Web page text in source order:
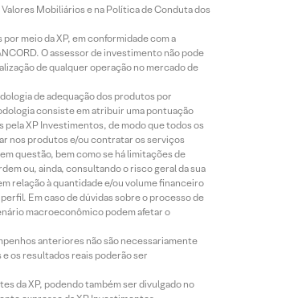
Mobiliários e na Política de Conduta dos
meio da XP, em conformidade com a
O assessor de investimento não pode
de qualquer operação no mercado de
de adequação dos produtos por
consiste em atribuir uma pontuação
pela XP Investimentos, de modo que todos os
nos produtos e/ou contratar os serviços
questão, bem como se há limitações de
ou, ainda, consultando o risco geral da sua
relação à quantidade e/ou volume financeiro
Em caso de dúvidas sobre o processo de
macroeconômico podem afetar o
anteriores não são necessariamente
os resultados reais poderão ser
da XP, podendo também ser divulgado no